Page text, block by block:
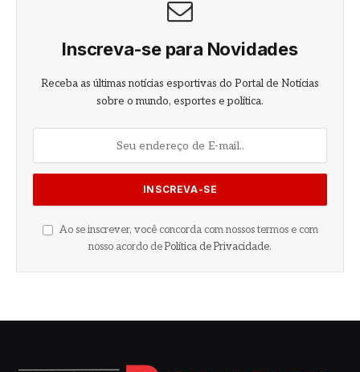
Inscreva-se para Novidades
Receba as últimas notícias esportivas do Portal de Notícias
sobre o mundo, esportes e política.
Ao se inscrever, você concorda com nossos termos e com
nosso acordo de Política de Privacidade.